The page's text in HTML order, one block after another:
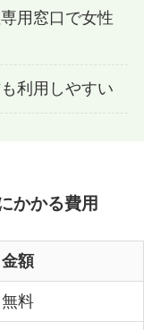
用窓口で女性
利用しやすい
かかる費用
金額
無料